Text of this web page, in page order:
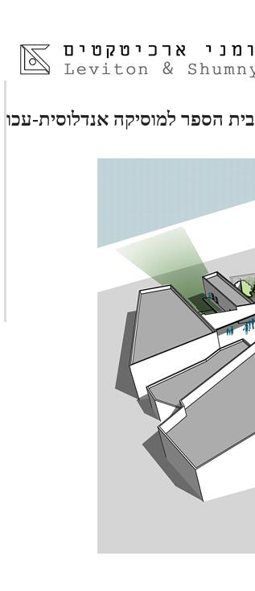
בית הספר למוסיקה אנדלוסית-עכו